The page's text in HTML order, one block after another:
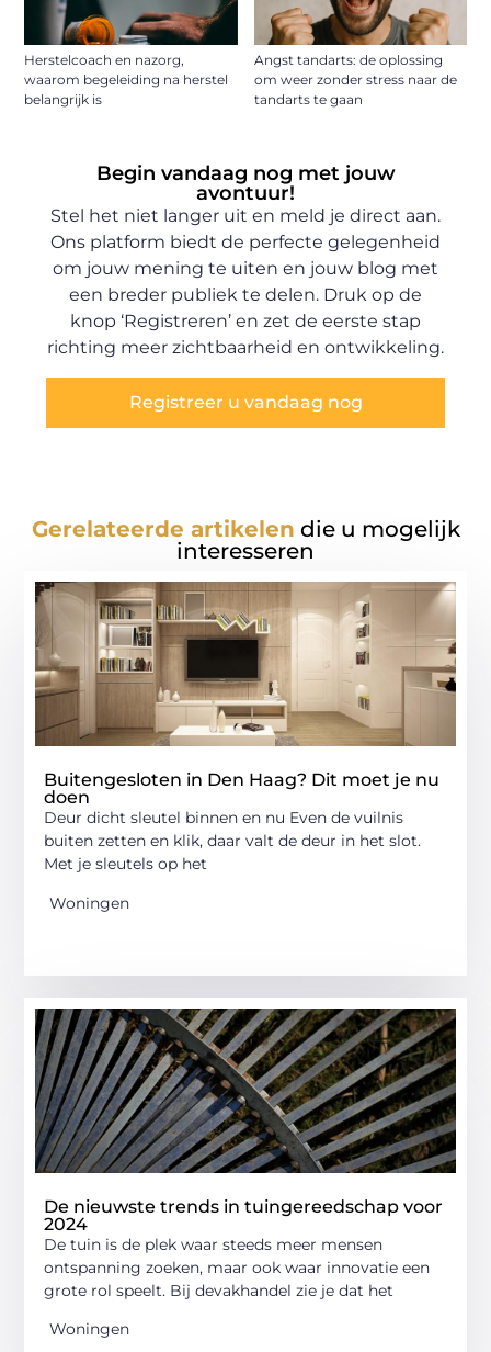
Herstelcoach en nazorg,
waarom begeleiding na herstel
belangrijk is
Angst tandarts: de oplossing
om weer zonder stress naar de
tandarts te gaan
Begin vandaag nog met jouw
avontuur!
Stel het niet langer uit en meld je direct aan.
Ons platform biedt de perfecte gelegenheid
om jouw mening te uiten en jouw blog met
een breder publiek te delen. Druk op de
knop ‘Registreren’ en zet de eerste stap
richting meer zichtbaarheid en ontwikkeling.
Registreer u vandaag nog
Gerelateerde artikelen die u mogelijk
interesseren
Buitengesloten in Den Haag? Dit moet je nu
doen
Deur dicht sleutel binnen en nu Even de vuilnis
buiten zetten en klik, daar valt de deur in het slot.
Met je sleutels op het
Woningen
De nieuwste trends in tuingereedschap voor
2024
De tuin is de plek waar steeds meer mensen
ontspanning zoeken, maar ook waar innovatie een
grote rol speelt. Bij devakhandel zie je dat het
Woningen